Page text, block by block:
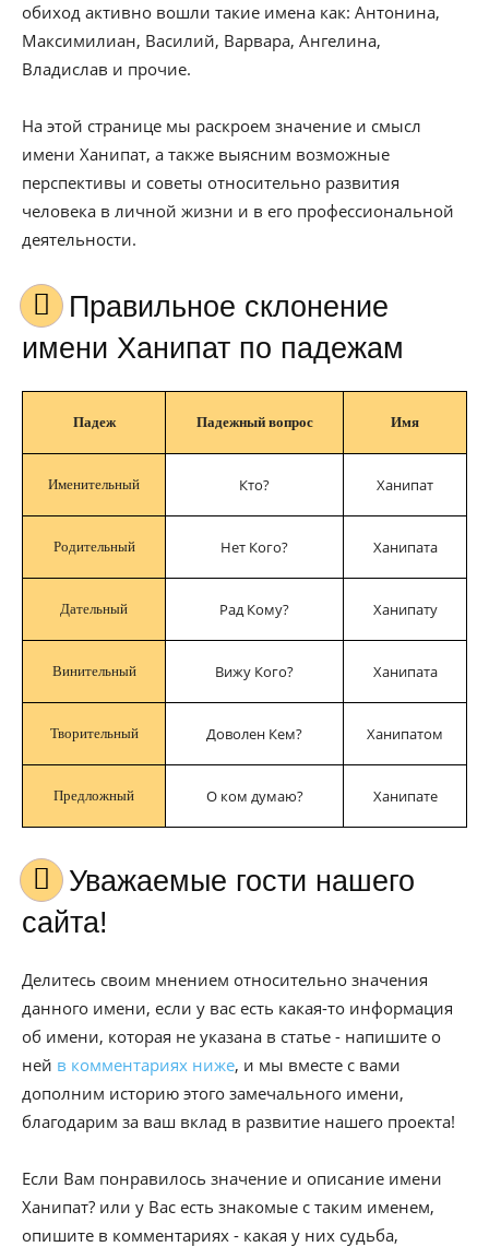
обиход активно вошли такие имена как: Антонина,
Максимилиан, Василий, Варвара, Ангелина,
Владислав и прочие.
На этой странице мы раскроем значение и смысл
имени Ханипат, а также выясним возможные
перспективы и советы относительно развития
человека в личной жизни и в его профессиональной
деятельности.
Правильное склонение
имени Ханипат по падежам
Падеж Падежный вопрос Имя
Именительный Кто? Ханипат
Родительный Нет Кого? Ханипата
Дательный Рад Кому? Ханипату
Винительный Вижу Кого? Ханипата
Творительный Доволен Кем? Ханипатом
Предложный О ком думаю? Ханипате
Уважаемые гости нашего
сайта!
Делитесь своим мнением относительно значения
данного имени, если у вас есть какая-то информация
об имени, которая не указана в статье - напишите о
ней в комментариях ниже, и мы вместе с вами
дополним историю этого замечального имени,
благодарим за ваш вклад в развитие нашего проекта!
Если Вам понравилось значение и описание имени
Ханипат? или у Вас есть знакомые с таким именем,
опишите в комментариях - какая у них судьба,